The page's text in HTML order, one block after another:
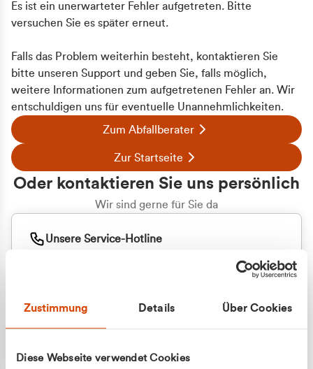
Zustimmung Details Über Cookies
Diese Webseite verwendet Cookies
Es ist ein unerwarteter Fehler aufgetreten. Bitte
versuchen Sie es später erneut.
Falls das Problem weiterhin besteht, kontaktieren Sie
bitte unseren Support und geben Sie, falls möglich,
weitere Informationen zum aufgetretenen Fehler an. Wir
entschuldigen uns für eventuelle Unannehmlichkeiten.
Zum Abfallberater
Zur Startseite
Oder kontaktieren Sie uns persönlich
Wir sind gerne für Sie da
Unsere Service-Hotline
+49 177 8376058